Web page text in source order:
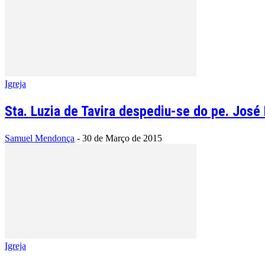
Igreja
Sta. Luzia de Tavira despediu-se do pe. José
Samuel Mendonça - 30 de Março de 2015
Igreja